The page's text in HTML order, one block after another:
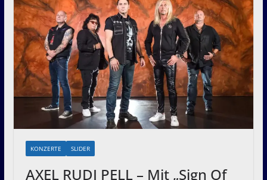
KONZERTE SLIDER
AXEL RUDI PELL – Mit „Sign Of